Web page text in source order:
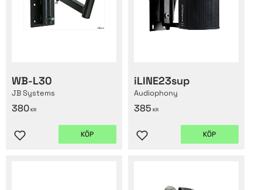
WB-L30
JB Systems
380 KR
Lägg till i favoriter
KÖP
iLINE23sup
Audiophony
385 KR
Lägg till i favoriter
KÖP